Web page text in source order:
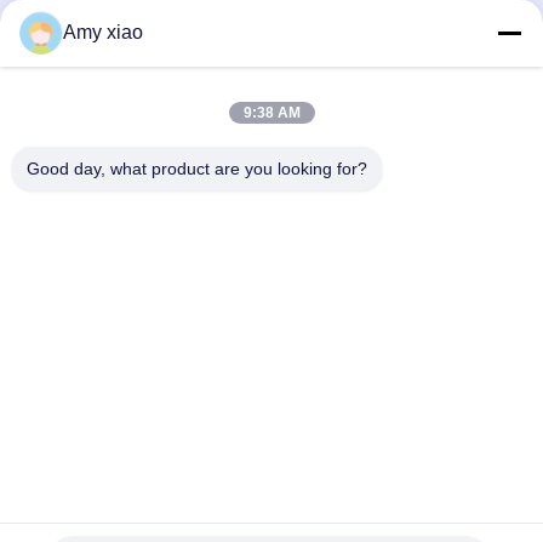
Amy xiao
9:38 AM
Good day, what product are you looking for?